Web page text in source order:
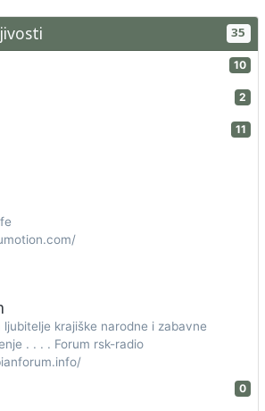
35
10
2
11
krajiške narodne i zabavne
. . . . Forum rsk-radio
0